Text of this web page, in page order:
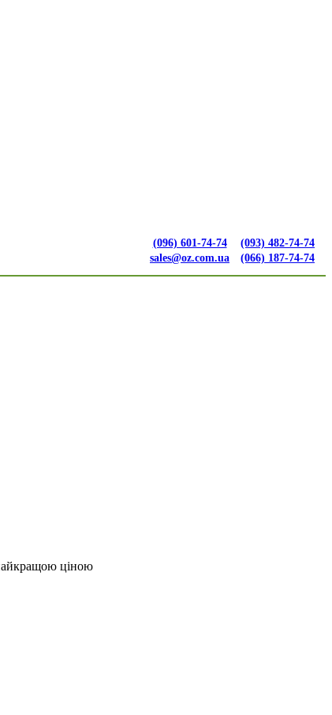
(096) 601-74-74
sales@oz.com.ua
(093) 482-74-74
(066) 187-74-74